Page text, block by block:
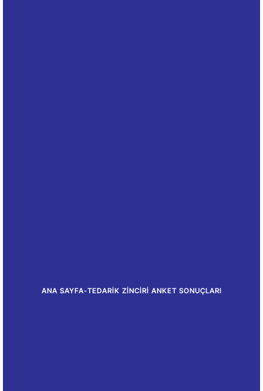
ANA SAYFA-TEDARIK ZINCIRI ANKET SONUÇLARI